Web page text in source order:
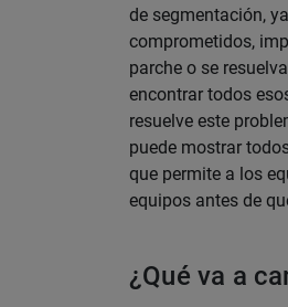
de segmentación,
comprometidos,
parche o se
encontrar todos
resuelve este
puede mostrar
que permite a los
equipos antes de
¿Qué va a